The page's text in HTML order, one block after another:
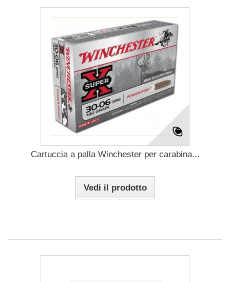
Cartuccia a palla Winchester per carabina...
Vedi il prodotto